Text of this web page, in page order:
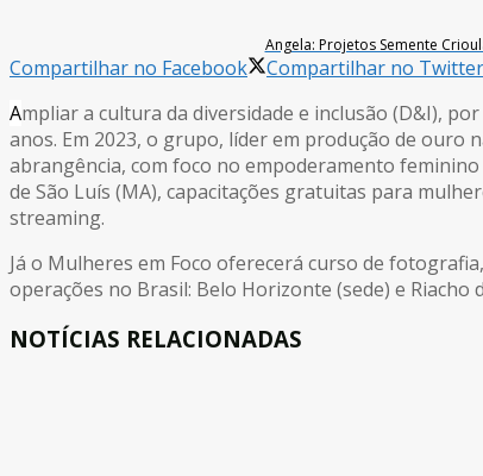
Angela: Projetos Semente
Compartilhar no Facebook Compartilhar no Twitter
Ampliar a cultura da diversidade e inclusão (D&I),
anos. Em 2023, o grupo, líder em produção de ouro
abrangência, com foco no empoderamento
de São Luís (MA), capacitações gratuitas para
streaming.
Já o Mulheres em Foco oferecerá curso de
operações no Brasil: Belo Horizonte (sede) e Riacho
NOTÍCIAS RELACIONADAS